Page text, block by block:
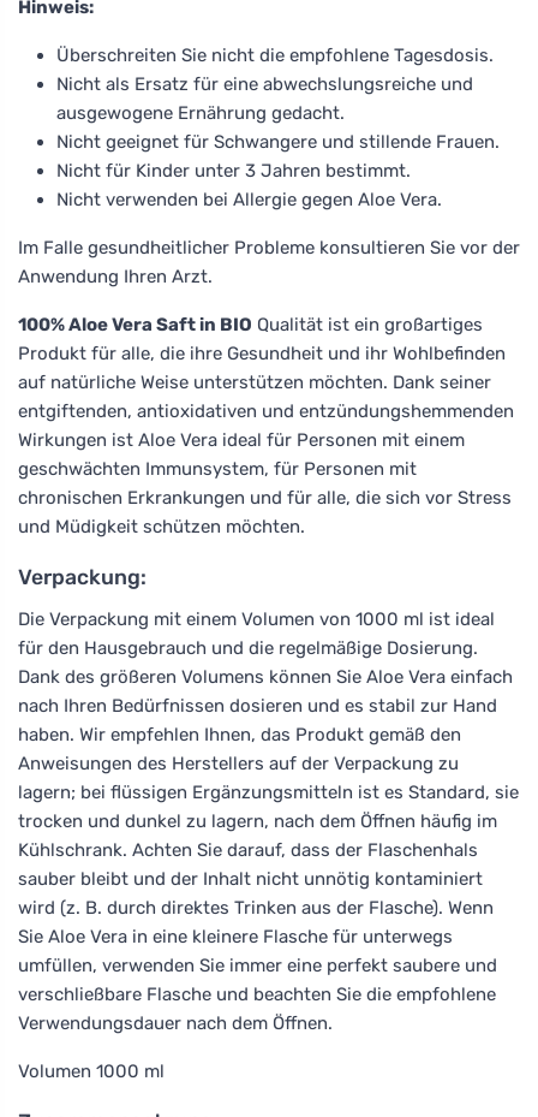
Hinweis:
Überschreiten Sie nicht die empfohlene Tagesdosis.
Nicht als Ersatz für eine abwechslungsreiche und
ausgewogene Ernährung gedacht.
Nicht geeignet für Schwangere und stillende Frauen.
Nicht für Kinder unter 3 Jahren bestimmt.
Nicht verwenden bei Allergie gegen Aloe Vera.
Im Falle gesundheitlicher Probleme konsultieren Sie vor der
Anwendung Ihren Arzt.
100% Aloe Vera Saft in BIO Qualität ist ein großartiges
Produkt für alle, die ihre Gesundheit und ihr Wohlbefinden
auf natürliche Weise unterstützen möchten. Dank seiner
entgiftenden, antioxidativen und entzündungshemmenden
Wirkungen ist Aloe Vera ideal für Personen mit einem
geschwächten Immunsystem, für Personen mit
chronischen Erkrankungen und für alle, die sich vor Stress
und Müdigkeit schützen möchten.
Verpackung:
Die Verpackung mit einem Volumen von 1000 ml ist ideal
für den Hausgebrauch und die regelmäßige Dosierung.
Dank des größeren Volumens können Sie Aloe Vera einfach
nach Ihren Bedürfnissen dosieren und es stabil zur Hand
haben. Wir empfehlen Ihnen, das Produkt gemäß den
Anweisungen des Herstellers auf der Verpackung zu
lagern; bei flüssigen Ergänzungsmitteln ist es Standard, sie
trocken und dunkel zu lagern, nach dem Öffnen häufig im
Kühlschrank. Achten Sie darauf, dass der Flaschenhals
sauber bleibt und der Inhalt nicht unnötig kontaminiert
wird (z. B. durch direktes Trinken aus der Flasche). Wenn
Sie Aloe Vera in eine kleinere Flasche für unterwegs
umfüllen, verwenden Sie immer eine perfekt saubere und
verschließbare Flasche und beachten Sie die empfohlene
Verwendungsdauer nach dem Öffnen.
Volumen 1000 ml